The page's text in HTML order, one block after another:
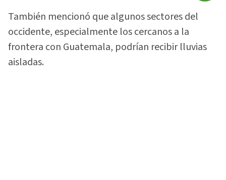
También mencionó que algunos sectores del
occidente, especialmente los cercanos a la
frontera con Guatemala, podrían recibir lluvias
aisladas.